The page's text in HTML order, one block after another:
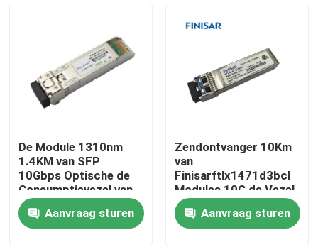
Ongeveer ons
Fabrieksreis
Kwaliteitscontrole
Contacteer ons
De Module 1310nm
1.4KM van SFP
10Gbps Optische de
Consumptievezel van
de Zendontvanger
Lage Macht
Aanvraag sturen
Zendontvanger 10Km
van
Finisarftlx1471d3bcl
Modules 10G de Vezel
van 1310nm SFP
Aanvraag sturen